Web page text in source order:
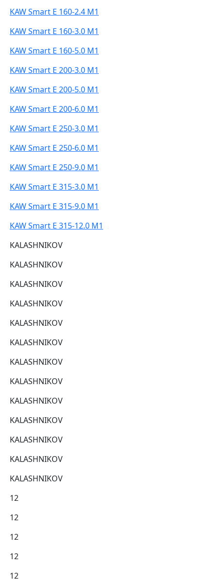
KAW Smart E 160-2.4 M1
KAW Smart E 160-3.0 M1
KAW Smart E 160-5.0 M1
KAW Smart E 200-3.0 M1
KAW Smart E 200-5.0 M1
KAW Smart E 200-6.0 M1
KAW Smart E 250-3.0 M1
KAW Smart E 250-6.0 M1
KAW Smart E 250-9.0 M1
KAW Smart E 315-3.0 M1
KAW Smart E 315-9.0 M1
KAW Smart E 315-12.0 M1
KALASHNIKOV
KALASHNIKOV
KALASHNIKOV
KALASHNIKOV
KALASHNIKOV
KALASHNIKOV
KALASHNIKOV
KALASHNIKOV
KALASHNIKOV
KALASHNIKOV
KALASHNIKOV
KALASHNIKOV
KALASHNIKOV
12
12
12
12
12